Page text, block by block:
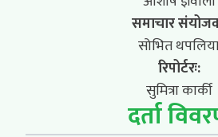
समाचार
सोभित
रिपोर्टरः:
सुमित्रा कार्की
दर्ता